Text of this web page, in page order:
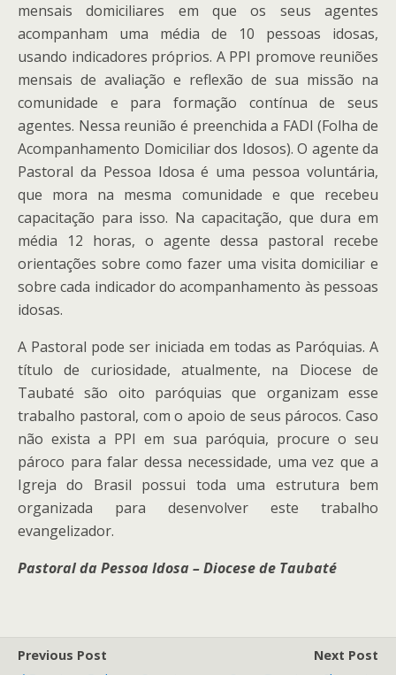
mensais domiciliares em que os seus agentes
acompanham uma média de 10 pessoas idosas,
usando indicadores próprios. A PPI promove reuniões
mensais de avaliação e reflexão de sua missão na
comunidade e para formação contínua de seus
agentes. Nessa reunião é preenchida a FADI (Folha de
Acompanhamento Domiciliar dos Idosos). O agente da
Pastoral da Pessoa Idosa é uma pessoa voluntária,
que mora na mesma comunidade e que recebeu
capacitação para isso. Na capacitação, que dura em
média 12 horas, o agente dessa pastoral recebe
orientações sobre como fazer uma visita domiciliar e
sobre cada indicador do acompanhamento às pessoas
idosas.
A Pastoral pode ser iniciada em todas as Paróquias. A
título de curiosidade, atualmente, na Diocese de
Taubaté são oito paróquias que organizam esse
trabalho pastoral, com o apoio de seus párocos. Caso
não exista a PPI em sua paróquia, procure o seu
pároco para falar dessa necessidade, uma vez que a
Igreja do Brasil possui toda uma estrutura bem
organizada para desenvolver este trabalho
evangelizador.
Pastoral da Pessoa Idosa – Diocese de Taubaté
Previous Post
Next Post